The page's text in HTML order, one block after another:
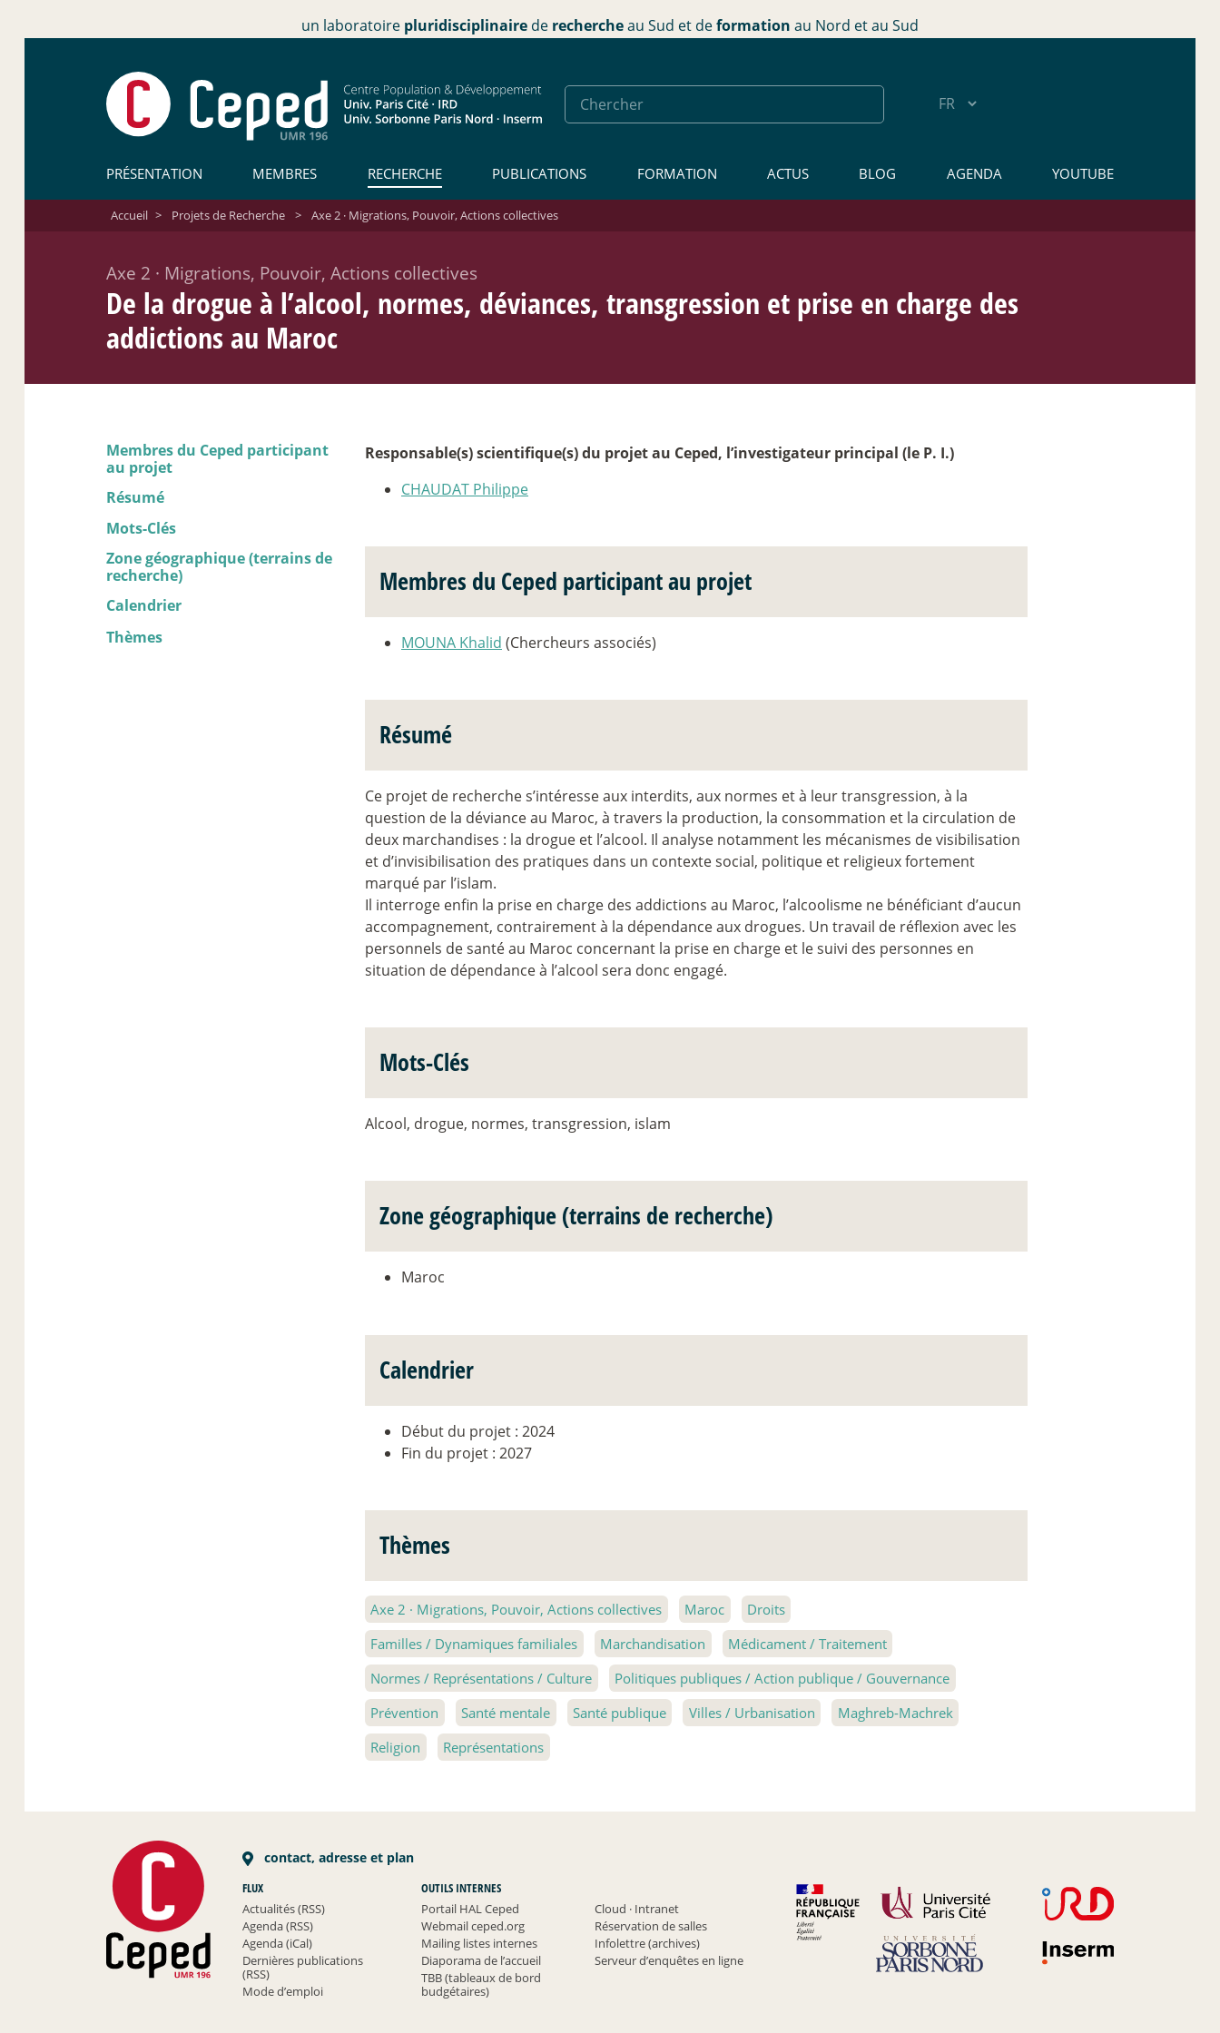
un laboratoire pluridisciplinaire de rechercheau Sud et deformation au Nord et au Sud
PRÉSENTATION MEMBRES RECHERCHE PUBLICATIONS FORMATION ACTUS BLOG AGENDA YOUTUBE
Accueil > Projets de Recherche > Axe 2 · Migrations, Pouvoir, Actions collectives
Axe 2 · Migrations, Pouvoir, Actions collectives
De la drogue à l’alcool, normes, déviances, transgression et prise en charge des
addictions au Maroc
Membres du Ceped participant
au projet
Résumé
Mots-Clés
Zone géographique (terrains de
recherche)
Calendrier
Thèmes
Responsable(s) scientifique(s) du projet au Ceped, l’investigateur principal (le P. I.)
CHAUDAT Philippe
Membres du Ceped participant au projet
MOUNA Khalid (Chercheurs associés)
Résumé
Ce projet de recherche s’intéresse aux interdits, aux normes et à leur transgression, à la
question de la déviance au Maroc, à travers la production, la consommation et la circulation de
deux marchandises : la drogue et l’alcool. Il analyse notamment les mécanismes de visibilisation
et d’invisibilisation des pratiques dans un contexte social, politique et religieux fortement
marqué par l’islam.
Il interroge enfin la prise en charge des addictions au Maroc, l’alcoolisme ne bénéficiant d’aucun
accompagnement, contrairement à la dépendance aux drogues. Un travail de réflexion avec les
personnels de santé au Maroc concernant la prise en charge et le suivi des personnes en
situation de dépendance à l’alcool sera donc engagé.
Mots-Clés
Alcool, drogue, normes, transgression, islam
Zone géographique (terrains de recherche)
Maroc
Calendrier
Début du projet : 2024
Fin du projet : 2027
Thèmes
Axe 2 · Migrations, Pouvoir, Actions collectives Maroc
Droits
Familles / Dynamiques familiales
Marchandisation
Médicament / Traitement
Normes / Représentations / Culture
Politiques publiques / Action publique / Gouvernance
Prévention
Santé mentale Santé publique Villes / Urbanisation
Maghreb-Machrek
Religion
Représentations
contact, adresse et plan
FLUX
Actualités (RSS)
Agenda (RSS)
Agenda (iCal)
Dernières publications
(RSS)
Mode d’emploi
OUTILS INTERNES
Portail HAL Ceped
Cloud · Intranet
Webmail ceped.org
Réservation de salles
Mailing listes internes
Infolettre (archives)
Diaporama de l’accueil
Serveur d’enquêtes en ligne
TBB (tableaux de bord
budgétaires)